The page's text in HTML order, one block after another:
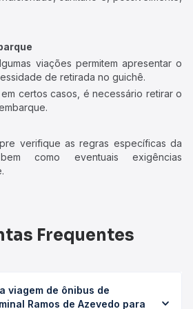
viações permitem apresentar o
de retirada no guichê.
em certos casos, é necessário retirar o
verifique as regras específicas da
como eventuais exigências
Frequentes
viagem de ônibus de
Ramos de Azevedo para